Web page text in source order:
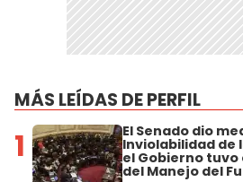
MÁS LEÍDAS DE PERFIL
1 El Senado dio
Inviolabilidad de
el Gobierno tuvo
del Manejo del